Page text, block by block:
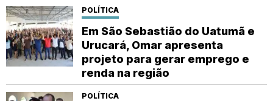
POLÍTICA
Em São Sebastião do Uatumã e
Urucará, Omar apresenta
projeto para gerar emprego e
renda na região
POLÍTICA